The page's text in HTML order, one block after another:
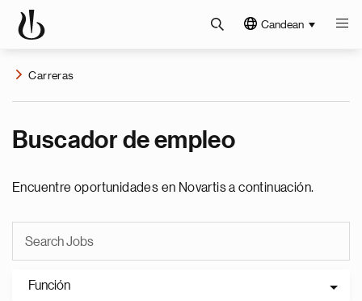
Candean
Carreras
Buscador de empleo
Encuentre oportunidades en Novartis a continuación.
Función